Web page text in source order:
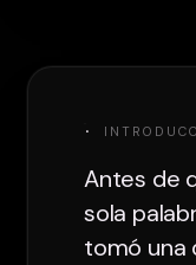
·
Antes de
sola
tomó una